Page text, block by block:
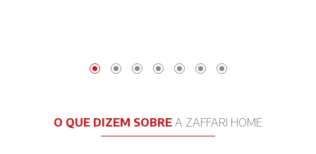
O QUE DIZEM SOBRE A ZAFFARI HOME